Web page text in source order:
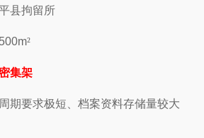
县拘留所
500m²
集架
期要求极短、档案资料存储量较大